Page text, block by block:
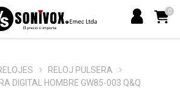
0
RELOJ PULSERA
DIGITAL HOMBRE GW85-003 Q&Q